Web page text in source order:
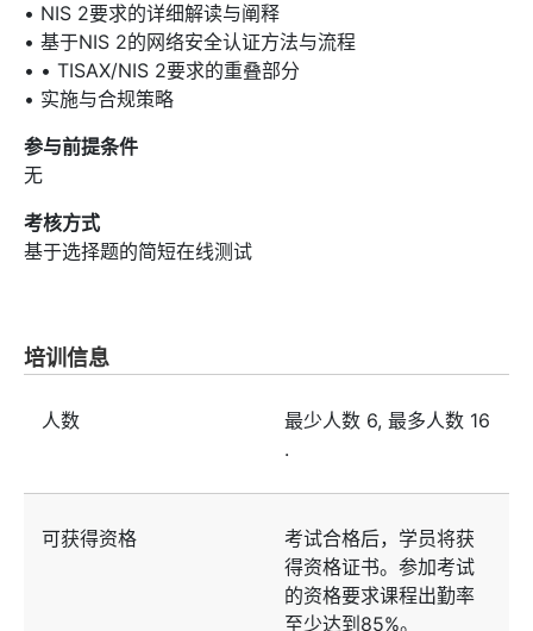
• NIS 2要求的详细解读与阐释
• 基于NIS 2的网络安全认证方法与流程
• • TISAX/NIS 2要求的重叠部分
• 实施与合规策略
参与前提条件
无
考核方式
基于选择题的简短在线测试
培训信息
人数 最少人数 6, 最多人数 16
.
可获得资格
考试合格后，学员将获
得资格证书。参加考试
的资格要求课程出勤率
至少达到85%。